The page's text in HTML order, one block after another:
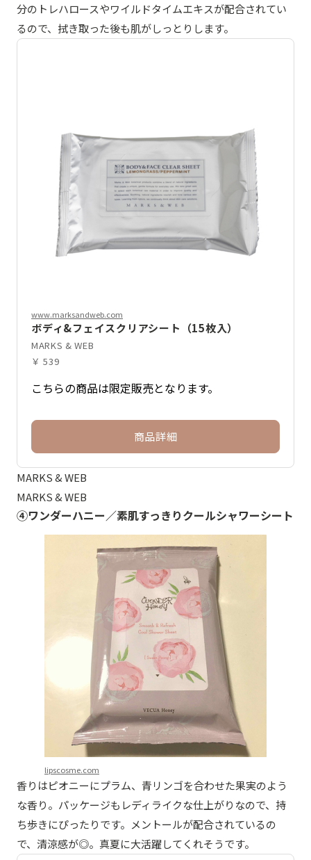
分のトレハロースやワイルドタイムエキスが配合されてい
るので、拭き取った後も肌がしっとりします。
www.marksandweb.com
ボディ&フェイスクリアシート（15枚入）
MARKS & WEB
￥ 539
こちらの商品は限定販売となります。
商品詳細
MARKS & WEB
MARKS & WEB
④ワンダーハニー／素肌すっきりクールシャワーシート
lipscosme.com
香りはピオニーにプラム、青リンゴを合わせた果実のよう
な香り。パッケージもレディライクな仕上がりなので、持
ち歩きにぴったりです。メントールが配合されているの
で、清涼感が◎。真夏に大活躍してくれそうです。